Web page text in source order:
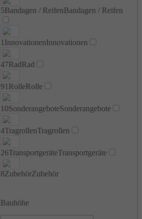
5Bandagen / ReifenBandagen / Reifen
1 InnovationenInnovationen
47RadRad
91 RolleRolle
10SonderangeboteSonderangebote
4TragrollenTragrollen
26TransportgeräteTransportgeräte
8ZubehörZubehör
Bauhöhe